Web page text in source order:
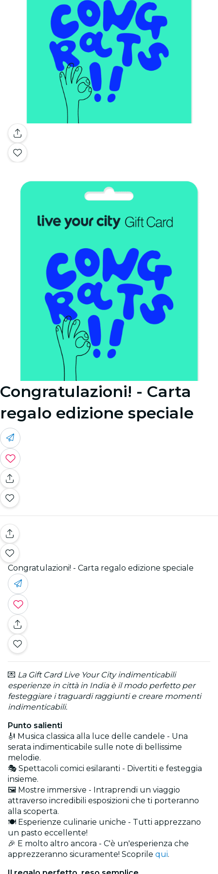
Congratulazioni! - Carta
regalo edizione speciale
Congratulazioni! - Carta regalo edizione speciale
💌 La Gift Card Live Your City indimenticabili
esperienze in città in India è il modo perfetto per
festeggiare i traguardi raggiunti e creare momenti
indimenticabili.
Punto salienti
🎻 Musica classica alla luce delle candele - Una
serata indimenticabile sulle note di bellissime
melodie.
🎭 Spettacoli comici esilaranti - Divertiti e festeggia
insieme.
🖼️ Mostre immersive - Intraprendi un viaggio
attraverso incredibili esposizioni che ti porteranno
alla scoperta.
🍽️ Esperienze culinarie uniche - Tutti apprezzano
un pasto eccellente!
🎉 E molto altro ancora - C'è un'esperienza che
apprezzeranno sicuramente! Scoprile qui.